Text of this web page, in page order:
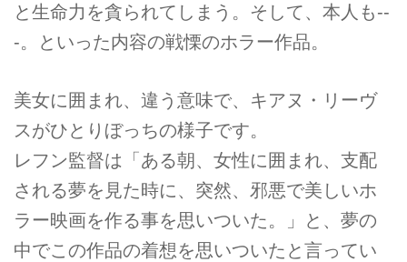
と生命力を貪られてしまう。そして、本人も--
-。といった内容の戦慄のホラー作品。
美女に囲まれ、違う意味で、キアヌ・リーヴ
スがひとりぼっちの様子です。
レフン監督は「ある朝、女性に囲まれ、支配
される夢を見た時に、突然、邪悪で美しいホ
ラー映画を作る事を思いついた。」と、夢の
中でこの作品の着想を思いついたと言ってい